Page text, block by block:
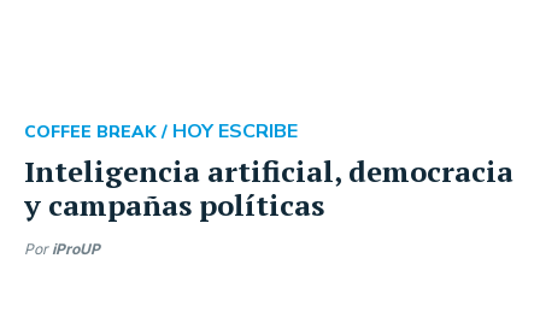
Inteligencia artificial, democracia
y campañas políticas
COFFEE BREAK / HOY ESCRIBE
Por iProUP